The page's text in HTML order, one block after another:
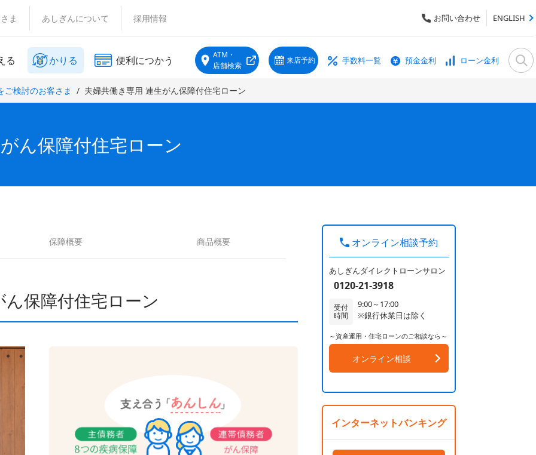
お問い合わせ ENGLISH
ま あしぎんについて 採用情報
る かりる 便利につかう
ATM・
店舗検索
来店予約 手数料一覧 預金金利 ローン金利
ご検討のお客さま 夫婦共働き専用 連生がん保障付住宅ローン
ん保障付住宅ローン
保障概要 商品概要
保障付住宅ローン
オンライン相談予約
あしぎんダイレクトローンサロン
0120-21-3918
受付
時間
9:00～17:00
※銀行休業日は除く
～資産運用・住宅ローンのご相談なら～
オンライン相談
インターネットバンキング